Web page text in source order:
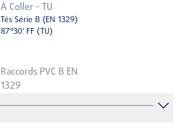
À Coller - TU
Tés Série B (EN 1329)
87°30' FF (TU)
Raccords PVC B EN
1329